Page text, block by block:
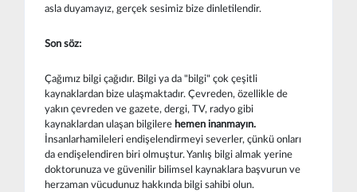
asla duyamayız, gerçek sesimiz bize dinletilendir.
Son söz:
Çağımız bilgi çağıdır. Bilgi ya da "bilgi" çok çeşitli
kaynaklardan bize ulaşmaktadır. Çevreden, özellikle de
yakın çevreden ve gazete, dergi, TV, radyo gibi
kaynaklardan ulaşan bilgilere hemen inanmayın.
İnsanlarhamileleri endişelendirmeyi severler, çünkü onları
da endişelendiren biri olmuştur. Yanlış bilgi almak yerine
doktorunuza ve güvenilir bilimsel kaynaklara başvurun ve
herzaman vücudunuz hakkında bilgi sahibi olun.